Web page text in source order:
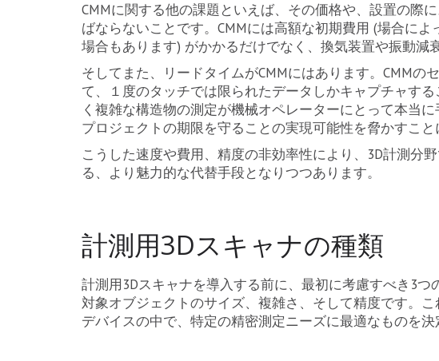
CMMに関する他の課題といえば、その価格や、設置の際
ばならないことです。CMMには高額な初期費用 (場合に
場合もあります) がかかるだけでなく、換気装置や振動減
そしてまた、リードタイムがCMMにはあります。CMMの
て、１度のタッチでは限られたデータしかキャプチャす
く複雑な構造物の測定が機械オペレーターにとって本当
プロジェクトの期限を守ることの実現可能性を脅かすこと
こうした速度や費用、精度の非効率性により、3D計測分
る、より魅力的な代替手段となりつつあります。
計測用3Dスキャナの種類
計測用3Dスキャナを導入する前に、最初に考慮すべき3つ
対象オブジェクトのサイズ、複雑さ、そして精度です。
デバイスの中で、特定の精密測定ニーズに最適なものを決